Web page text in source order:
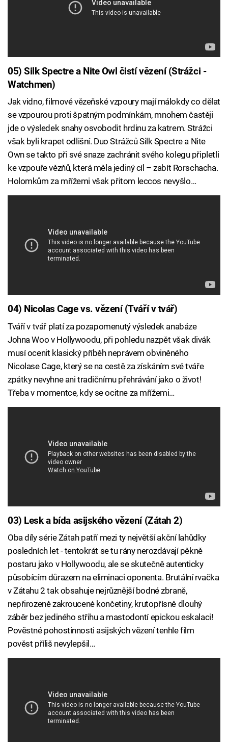
05) Silk Spectre a Nite Owl čistí vězení (Strážci -
Watchmen)
Jak vidno, filmové vězeňské vzpoury mají málokdy co dělat
se vzpourou proti špatným podmínkám, mnohem častěji
jde o výsledek snahy osvobodit hrdinu za katrem. Strážci
však byli krapet odlišní. Duo Strážců Silk Spectre a Nite
Own se takto při své snaze zachránit svého kolegu připletli
ke vzpouře vězňů, která měla jediný cíl – zabít Rorschacha.
Holomkům za mřížemi však přitom leccos nevyšlo…
04) Nicolas Cage vs. vězení (Tváří v tvář)
Tváří v tvář platí za pozapomenutý výsledek anabáze
Johna Woo v Hollywoodu, při pohledu nazpět však divák
musí ocenit klasický příběh neprávem obviněného
Nicolase Cage, který se na cestě za získáním své tváře
zpátky nevyhne ani tradičnímu přehrávání jako o život!
Třeba v momentce, kdy se ocitne za mřížemi…
03) Lesk a bída asijského vězení (Zátah 2)
Oba díly série Zátah patří mezi ty největší akční lahůdky
posledních let - tentokrát se tu rány nerozdávají pěkně
postaru jako v Hollywoodu, ale se skutečně autenticky
působícím důrazem na eliminaci oponenta. Brutální rvačka
v Zátahu 2 tak obsahuje nejrůznější bodné zbraně,
nepřirozeně zakroucené končetiny, krutopřísně dlouhý
záběr bez jediného střihu a mastodontí epickou eskalaci!
Pověstné pohostinnosti asijských vězení tenhle film
pověst příliš nevylepšil…